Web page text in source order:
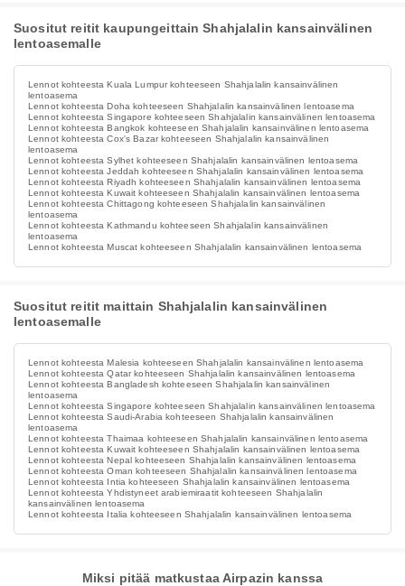
Suositut reitit kaupungeittain Shahjalalin kansainvälinen
lentoasemalle
Lennot kohteesta Kuala Lumpur kohteeseen Shahjalalin kansainvälinen
lentoasema
Lennot kohteesta Doha kohteeseen Shahjalalin kansainvälinen lentoasema
Lennot kohteesta Singapore kohteeseen Shahjalalin kansainvälinen lentoasema
Lennot kohteesta Bangkok kohteeseen Shahjalalin kansainvälinen lentoasema
Lennot kohteesta Cox's Bazar kohteeseen Shahjalalin kansainvälinen
lentoasema
Lennot kohteesta Sylhet kohteeseen Shahjalalin kansainvälinen lentoasema
Lennot kohteesta Jeddah kohteeseen Shahjalalin kansainvälinen lentoasema
Lennot kohteesta Riyadh kohteeseen Shahjalalin kansainvälinen lentoasema
Lennot kohteesta Kuwait kohteeseen Shahjalalin kansainvälinen lentoasema
Lennot kohteesta Chittagong kohteeseen Shahjalalin kansainvälinen
lentoasema
Lennot kohteesta Kathmandu kohteeseen Shahjalalin kansainvälinen
lentoasema
Lennot kohteesta Muscat kohteeseen Shahjalalin kansainvälinen lentoasema
Suositut reitit maittain Shahjalalin kansainvälinen
lentoasemalle
Lennot kohteesta Malesia kohteeseen Shahjalalin kansainvälinen lentoasema
Lennot kohteesta Qatar kohteeseen Shahjalalin kansainvälinen lentoasema
Lennot kohteesta Bangladesh kohteeseen Shahjalalin kansainvälinen
lentoasema
Lennot kohteesta Singapore kohteeseen Shahjalalin kansainvälinen lentoasema
Lennot kohteesta Saudi-Arabia kohteeseen Shahjalalin kansainvälinen
lentoasema
Lennot kohteesta Thaimaa kohteeseen Shahjalalin kansainvälinen lentoasema
Lennot kohteesta Kuwait kohteeseen Shahjalalin kansainvälinen lentoasema
Lennot kohteesta Nepal kohteeseen Shahjalalin kansainvälinen lentoasema
Lennot kohteesta Oman kohteeseen Shahjalalin kansainvälinen lentoasema
Lennot kohteesta Intia kohteeseen Shahjalalin kansainvälinen lentoasema
Lennot kohteesta Yhdistyneet arabiemiraatit kohteeseen Shahjalalin
kansainvälinen lentoasema
Lennot kohteesta Italia kohteeseen Shahjalalin kansainvälinen lentoasema
Miksi pitää matkustaa Airpazin kanssa